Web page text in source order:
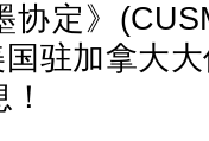
定》
驻加拿大